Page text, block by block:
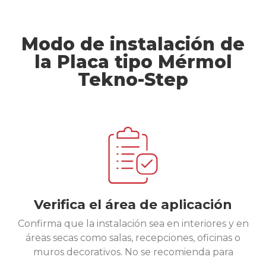
Modo de instalación de
la Placa tipo Mérmol
Tekno-Step
Verifica el área de aplicación
Confirma que la instalación sea en interiores y en
áreas secas como salas, recepciones, oficinas o
muros decorativos. No se recomienda para